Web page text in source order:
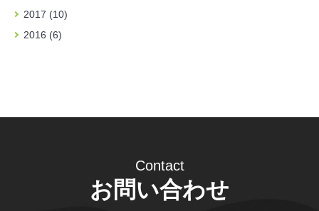
2017 (10)
2016 (6)
Contact
お問い合わせ